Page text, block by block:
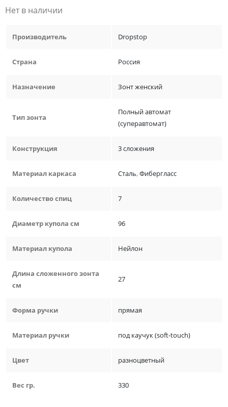
Нет в наличии
Производитель Dropstop
Страна Россия
Назначение Зонт женский
Тип зонта
Полный автомат
(суперавтомат)
Конструкция 3 сложения
Материал каркаса Сталь,Фибергласс
Количество спиц 7
Диаметр купола см 96
Материал купола Нейлон
Длина сложенного зонта
см
27
Форма ручки прямая
Материал ручки под каучук (soft-touch)
Цвет разноцветный
Вес гр. 330